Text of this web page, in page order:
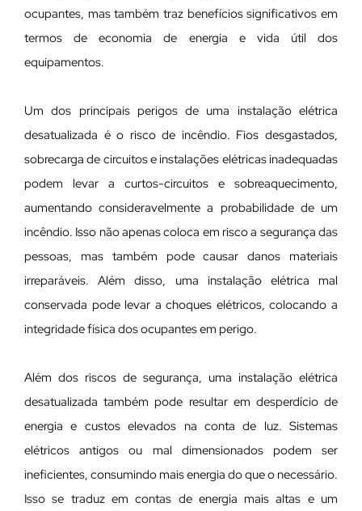
ocupantes, mas também traz benefícios significativos em
termos de economia de energia e vida útil dos
equipamentos.
Um dos principais perigos de uma instalação elétrica
desatualizada é o risco de incêndio. Fios desgastados,
sobrecarga de circuitos e instalações elétricas inadequadas
podem levar a curtos-circuitos e sobreaquecimento,
aumentando consideravelmente a probabilidade de um
incêndio. Isso não apenas coloca em risco a segurança das
pessoas, mas também pode causar danos materiais
irreparáveis. Além disso, uma instalação elétrica mal
conservada pode levar a choques elétricos, colocando a
integridade física dos ocupantes em perigo.
Além dos riscos de segurança, uma instalação elétrica
desatualizada também pode resultar em desperdício de
energia e custos elevados na conta de luz. Sistemas
elétricos antigos ou mal dimensionados podem ser
ineficientes, consumindo mais energia do que o necessário.
Isso se traduz em contas de energia mais altas e um